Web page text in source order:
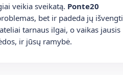
veikia sveikatą. Ponte20
bet ir padeda jų išvengti
tarnaus ilgai, o vaikas jausis
ir jūsų ramybė.